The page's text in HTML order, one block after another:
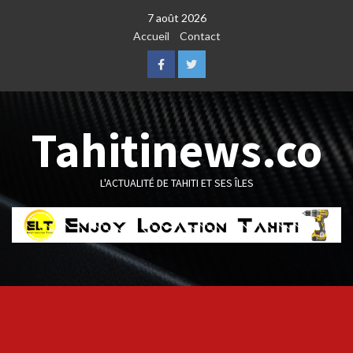
7 août 2026
Accueil
Contact
FacebookTwitter
Tahitinews.co
L'ACTUALITÉ DE TAHITI ET SES ÎLES